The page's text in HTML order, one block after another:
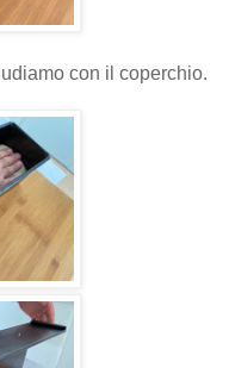
con il coperchio.